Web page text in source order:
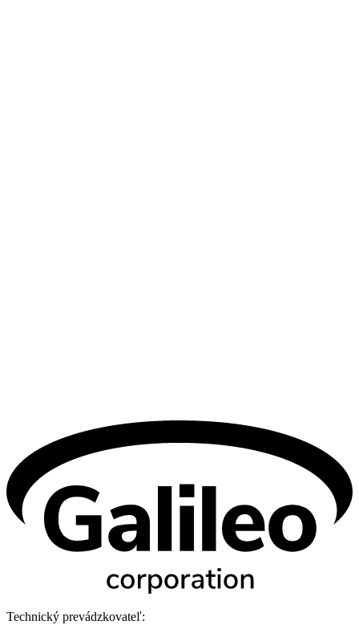
Technický prevádzkovateľ: